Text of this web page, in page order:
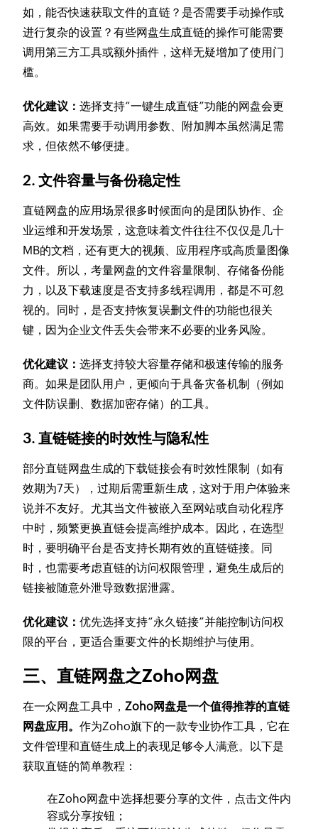
如，能否快速获取文件的直链？是否需要手动操作或
进行复杂的设置？有些网盘生成直链的操作可能需要
调用第三方工具或额外插件，这样无疑增加了使用门
槛。
优化建议：选择支持“一键生成直链”功能的网盘会更
高效。如果需要手动调用参数、附加脚本虽然满足需
求，但依然不够便捷。
2. 文件容量与备份稳定性
直链网盘的应用场景很多时候面向的是团队协作、企
业运维和开发场景，这意味着文件往往不仅仅是几十
MB的文档，还有更大的视频、应用程序或高质量图像
文件。所以，考量网盘的文件容量限制、存储备份能
力，以及下载速度是否支持多线程调用，都是不可忽
视的。同时，是否支持恢复误删文件的功能也很关
键，因为企业文件丢失会带来不必要的业务风险。
优化建议：选择支持较大容量存储和极速传输的服务
商。如果是团队用户，更倾向于具备灾备机制（例如
文件防误删、数据加密存储）的工具。
3. 直链链接的时效性与隐私性
部分直链网盘生成的下载链接会有时效性限制（如有
效期为7天），过期后需重新生成，这对于用户体验来
说并不友好。尤其当文件被嵌入至网站或自动化程序
中时，频繁更换直链会提高维护成本。因此，在选型
时，要明确平台是否支持长期有效的直链链接。同
时，也需要考虑直链的访问权限管理，避免生成后的
链接被随意外泄导致数据泄露。
优化建议：优先选择支持“永久链接”并能控制访问权
限的平台，更适合重要文件的长期维护与使用。
三、直链网盘之Zoho网盘
在一众网盘工具中，Zoho网盘是一个值得推荐的直链
网盘应用。作为Zoho旗下的一款专业协作工具，它在
文件管理和直链生成上的表现足够令人满意。以下是
获取直链的简单教程：
在Zoho网盘中选择想要分享的文件，点击文件内
容或分享按钮；